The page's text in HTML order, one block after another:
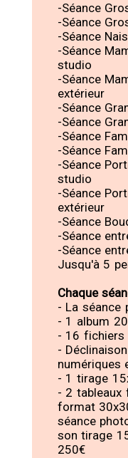
-Séance
-Séance
-Séance
-Séance
studio
-Séance
extérieur
-Séance
-Séance
-Séance
-Séance
-Séance
studio
-Séance
extérieur
-Séance
-Séance
-Séance
Jusqu'à 5
Chaque
- La séance
- 1 album
- 16 fichiers
-
numériques
- 1 tirage
- 2 tableaux
format
séance
son tirage
250€